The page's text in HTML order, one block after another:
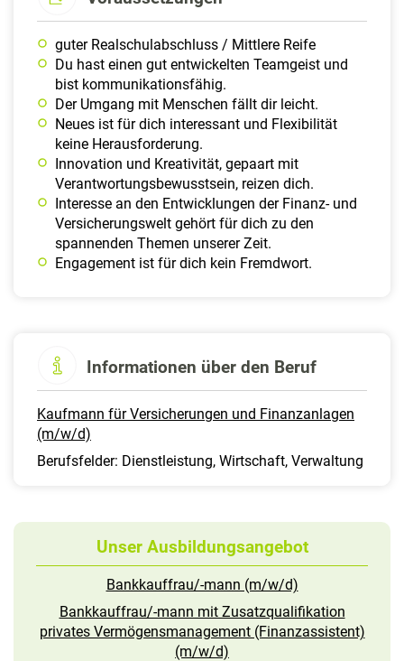
guter Realschulabschluss / Mittlere Reife
Du hast einen gut entwickelten Teamgeist und
bist kommunikationsfähig.
Der Umgang mit Menschen fällt dir leicht.
Neues ist für dich interessant und Flexibilität
keine Herausforderung.
Innovation und Kreativität, gepaart mit
Verantwortungsbewusstsein, reizen dich.
Interesse an den Entwicklungen der Finanz- und
Versicherungswelt gehört für dich zu den
spannenden Themen unserer Zeit.
Engagement ist für dich kein Fremdwort.
Informationen über den Beruf
Kaufmann für Versicherungen und Finanzanlagen
(m/w/d)
Berufsfelder: Dienstleistung, Wirtschaft, Verwaltung
Unser Ausbildungsangebot
Bankkauffrau/-mann (m/w/d)
Bankkauffrau/-mann mit Zusatzqualifikation
privates Vermögensmanagement (Finanzassistent)
(m/w/d)